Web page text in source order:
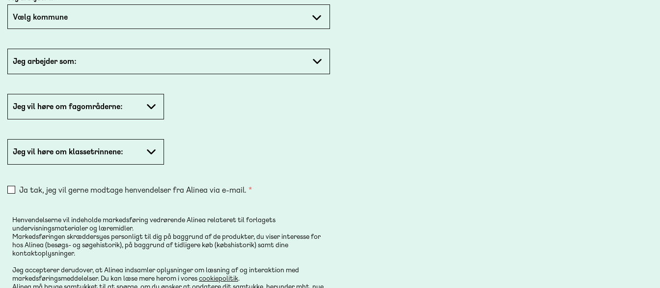
Vælg kommune
Jeg arbejder som:
Jeg vil høre om fagområderne:
Jeg vil høre om klassetrinnene:
Ja tak, jeg vil gerne modtage henvendelser fra Alinea via e-mail.
Henvendelserne vil indeholde markedsføring vedrørende Alinea relateret til forlagets
undervisningsmaterialer og læremidler.
Markedsføringen skræddersyes personligt til dig på baggrund af de produkter, du viser interesse for
hos Alinea (besøgs- og søgehistorik), på baggrund af tidligere køb (købshistorik) samt dine
kontaktoplysninger.
Jeg accepterer derudover, at Alinea indsamler oplysninger om læsning af og interaktion med
markedsføringsmeddelelser. Du kan læse mere herom i vorescookiepolitik.